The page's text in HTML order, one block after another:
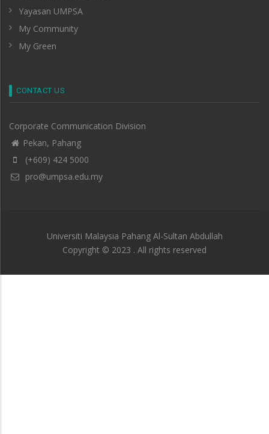
Yayasan UMPSA
My Community
My Green
CONTACT US
Corporate Communication Division
Pekan, Pahang
(+609) 424 5000
pro@umpsa.edu.my
Universiti Malaysia Pahang Al-Sultan Abdullah
Copyright © 2023 . All rights reserved